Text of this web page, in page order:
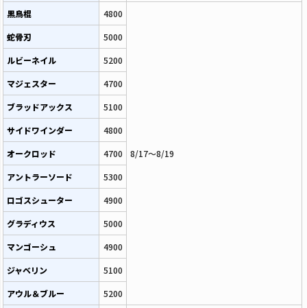
黒鳥棍
4800
8/17～8/19
蛇骨刃
5000
ルビーネイル
5200
マジェスター
4700
ブラッドアックス
5100
サイドワインダー
4800
オークロッド
4700
アントラーソード
5300
ロゴスシューター
4900
グラディウス
5000
マンゴーシュ
4900
ジャベリン
5100
アウル＆ブルー
5200